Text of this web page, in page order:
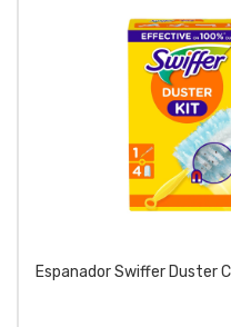
Espanador Swiffer Duster